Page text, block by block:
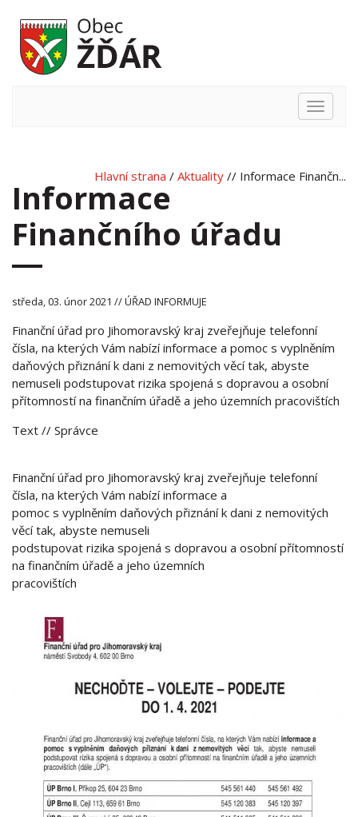
Hlavní
Hlavní strana / Aktuality // Informace Finančn...
Informace
Finančního úřadu
středa, 03. únor 2021 // ÚŘAD INFORMUJE
Finanční úřad pro Jihomoravský kraj zveřejňuje telefonní
čísla, na kterých Vám nabízí informace a pomoc s vyplněním
daňových přiznání k dani z nemovitých věcí tak, abyste
nemuseli podstupovat rizika spojená s dopravou a osobní
přítomností na finančním úřadě a jeho územních pracovištích
Text // Správce
Finanční úřad pro Jihomoravský kraj zveřejňuje telefonní
čísla, na kterých Vám nabízí informace a
pomoc s vyplněním daňových přiznání k dani z nemovitých
věcí tak, abyste nemuseli
podstupovat rizika spojená s dopravou a osobní přítomností
na finančním úřadě a jeho územních
pracovištích